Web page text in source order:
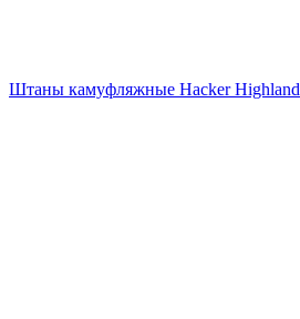
Штаны камуфляжные Hacker Highland